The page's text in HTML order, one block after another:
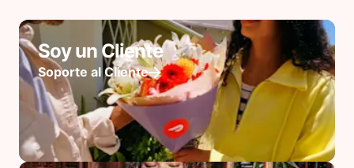
Soy un Cliente
Soporte al Cliente